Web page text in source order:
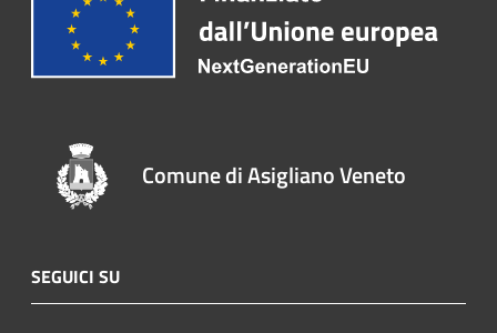
Comune di Asigliano Veneto
SEGUICI SU